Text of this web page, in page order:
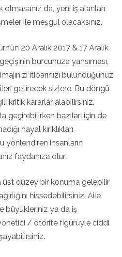
da, yeni iş alanları
ile meşgul olacaksınız.
20 Aralık 2017 & 17 Aralık
burcunuza yansıması,
itibarınızı bulunduğunuz
getirecek sizlere. Bu döngü
kritik kararlar alabilirsiniz.
geçirebilirken bazıları için de
hayal kırıklıkları
yönlendiren insanların
faydanıza olur.
üst düzey bir konuma gelebilir
hissedebilirsiniz. Aile
büyükleriniz ya da iş
/ otorite figürüyle ciddi